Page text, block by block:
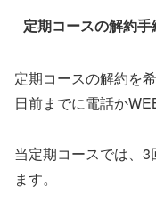
定期コースの解約手
定期コースの解約を
日前までに電話か
当定期コースでは、
ます。